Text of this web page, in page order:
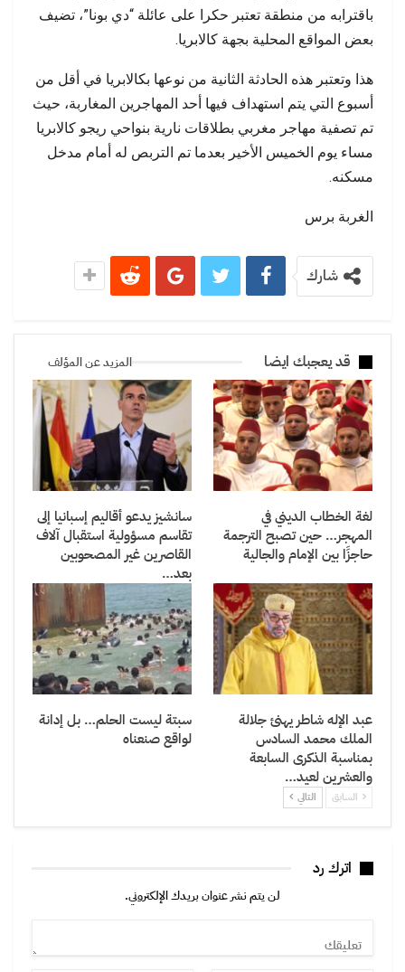
باقترابه من منطقة تعتبر حكرا على عائلة “دي بونا”، تضيف
بعض المواقع المحلية بجهة كالابريا.
هذا وتعتبر هذه الحادثة الثانية من نوعها بكالابريا في أقل من
أسبوع التي يتم استهداف فيها أحد المهاجرين المغاربة، حيث
تم تصفية مهاجر مغربي بطلاقات نارية بنواحي ريجو كالابريا
مساء يوم الخميس الأخير بعدما تم التربص له أمام مدخل
مسكنه.
الغربة برس
شارك
قد يعجبك ايضا المزيد عن المؤلف
لغة الخطاب الديني في
المهجر… حين تصبح الترجمة
حاجزًا بين الإمام والجالية
سانشيز يدعو أقاليم إسبانيا إلى
تقاسم مسؤولية استقبال آلاف
القاصرين غير المصحوبين
بعد…
عبد الإله شاطر يهنئ جلالة
الملك محمد السادس
بمناسبة الذكرى السابعة
والعشرين لعيد…
سبتة ليست الحلم… بل إدانة
لواقع صنعناه
السابق التالي
اترك رد
لن يتم نشر عنوان بريدك الإلكتروني.